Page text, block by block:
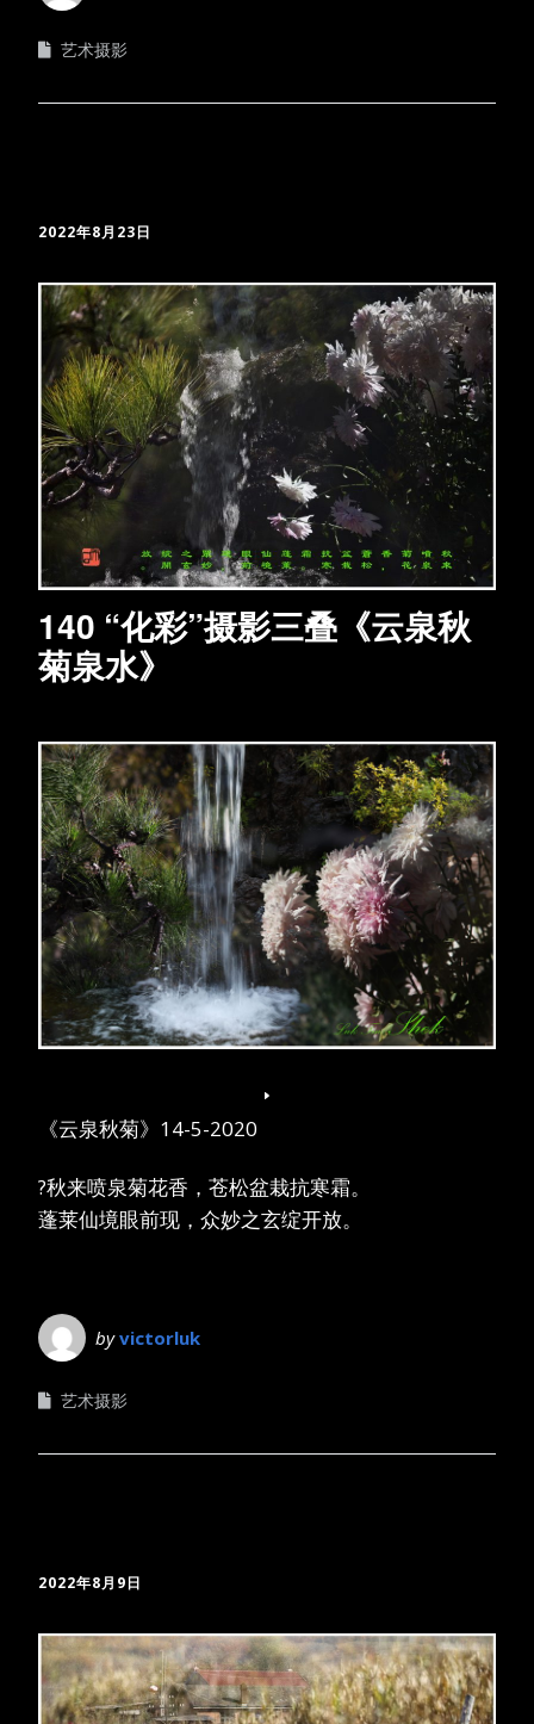
艺术摄影
2022年8月23日
140 “化彩”摄影三叠《云泉秋
菊泉水》
《云泉秋菊》14-5-2020
?秋来喷泉菊花香，苍松盆栽抗寒霜。
蓬莱仙境眼前现，众妙之玄绽开放。
byvictorluk
艺术摄影
2022年8月9日